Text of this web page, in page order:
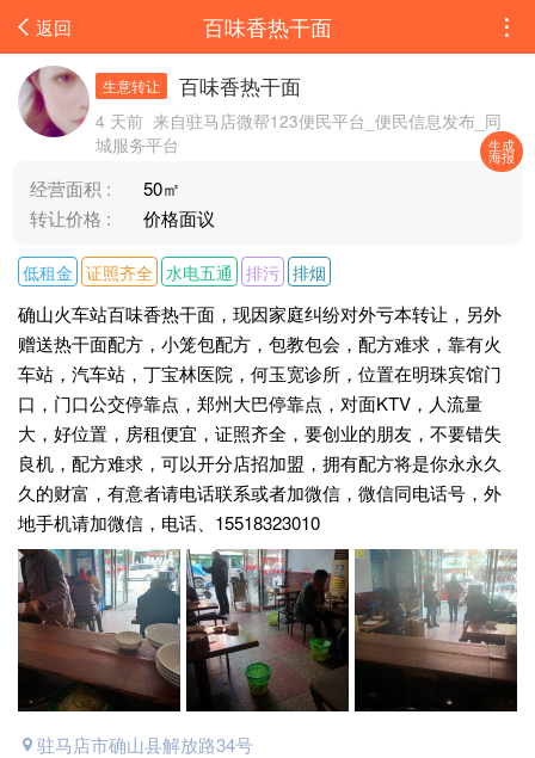
生成
海报
返回 百味香热干面
生意转让 百味香热干面
4 天前 来自驻马店微帮123便民平台_便民信息发布_同
城服务平台
经营面积 :
50㎡
转让价格 :
价格面议
低租金 证照齐全 水电五通 排污 排烟
确山火车站百味香热干面，现因家庭纠纷对外亏本转让，另外
赠送热干面配方，小笼包配方，包教包会，配方难求，靠有火
车站，汽车站，丁宝林医院，何玉宽诊所，位置在明珠宾馆门
口，门口公交停靠点，郑州大巴停靠点，对面KTV，人流量
大，好位置，房租便宜，证照齐全，要创业的朋友，不要错失
良机，配方难求，可以开分店招加盟，拥有配方将是你永永久
久的财富，有意者请电话联系或者加微信，微信同电话号，外
地手机请加微信，电话、15518323010
驻马店市确山县解放路34号